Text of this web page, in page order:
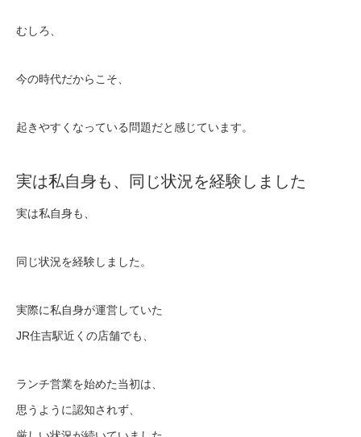
むしろ、
今の時代だからこそ、
起きやすくなっている問題だと感じています。
実は私自身も、同じ状況を経験しました
実は私自身も、
同じ状況を経験しました。
実際に私自身が運営していた
JR住吉駅近くの店舗でも、
ランチ営業を始めた当初は、
思うように認知されず、